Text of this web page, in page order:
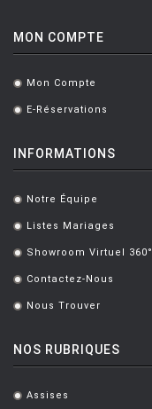
MON COMPTE
. Mon Compte
. E-Réservations
INFORMATIONS
. Notre Équipe
. Listes Mariages
. Showroom Virtuel 360°
. Contactez-Nous
. Nous Trouver
NOS RUBRIQUES
. Assises